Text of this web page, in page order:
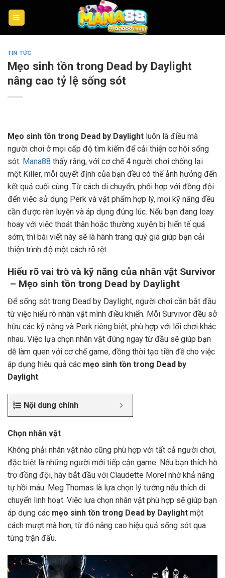
TIN TỨC
Mẹo sinh tồn trong Dead by Daylight
nâng cao tỷ lệ sống sót
Mẹo sinh tồn trong Dead by Daylight luôn là điều mà
người chơi ở mọi cấp độ tìm kiếm để cải thiện cơ hội sống
sót. Mana88 thấy rằng, với cơ chế 4 người chơi chống lại
một Killer, mỗi quyết định của bạn đều có thể ảnh hưởng đến
kết quả cuối cùng. Từ cách di chuyển, phối hợp với đồng đội
đến việc sử dụng Perk và vật phẩm hợp lý, mọi kỹ năng đều
cần được rèn luyện và áp dụng đúng lúc. Nếu bạn đang loay
hoay với việc thoát thân hoặc thường xuyên bị hiến tế quá
sớm, thì bài viết này sẽ là hành trang quý giá giúp bạn cải
thiện trình độ một cách rõ rệt.
Hiểu rõ vai trò và kỹ năng của nhân vật Survivor
– Mẹo sinh tồn trong Dead by Daylight
Để sống sót trong Dead by Daylight, người chơi cần bắt đầu
từ việc hiểu rõ nhân vật mình điều khiển. Mỗi Survivor đều sở
hữu các kỹ năng và Perk riêng biệt, phù hợp với lối chơi khác
nhau. Việc lựa chọn nhân vật đúng ngay từ đầu sẽ giúp bạn
dễ làm quen với cơ chế game, đồng thời tạo tiền đề cho việc
áp dụng hiệu quả các mẹo sinh tồn trong Dead by
Daylight.
Nội dung chính
Chọn nhân vật
Không phải nhân vật nào cũng phù hợp với tất cả người chơi,
đặc biệt là những người mới tiếp cận game. Nếu bạn thích hỗ
trợ đồng đội, hãy bắt đầu với Claudette Morel nhờ khả năng
tự hồi máu. Meg Thomas là lựa chọn lý tưởng nếu thích di
chuyển linh hoạt. Việc lựa chọn nhân vật phù hợp sẽ giúp bạn
áp dụng các mẹo sinh tồn trong Dead by Daylight một
cách mượt mà hơn, từ đó nâng cao hiệu quả sống sót qua
từng trận đấu.